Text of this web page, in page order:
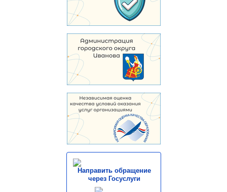
Направить обращение
через Госуслуги